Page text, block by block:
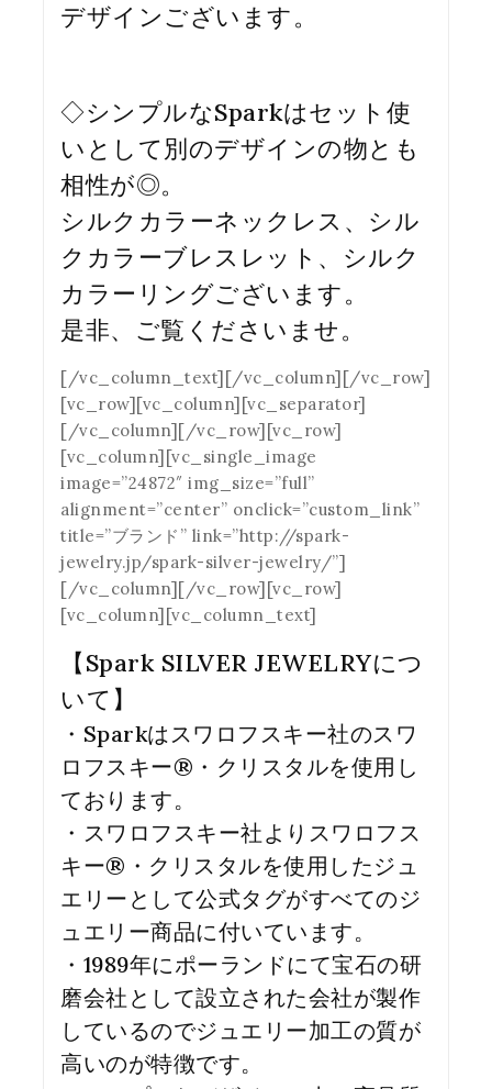
デザインございます。
◇シンプルなSparkはセット使
いとして別のデザインの物とも
相性が◎。
シルクカラーネックレス 、 シル
クカラーブレスレット 、 シルク
カラーリングございます。
是非、ご覧くださいませ。
[/vc_column_text][/vc_column][/vc_row]
[vc_row][vc_column][vc_separator]
[/vc_column][/vc_row][vc_row]
[vc_column][vc_single_image
image=”24872″ img_size=”full”
alignment=”center” onclick=”custom_link”
title=”ブランド” link=”http://spark-
jewelry.jp/spark-silver-jewelry/”]
[/vc_column][/vc_row][vc_row]
[vc_column][vc_column_text]
【Spark SILVER JEWELRYにつ
いて】
・Sparkはスワロフスキー社のスワ
ロフスキー®・クリスタルを使用し
ております。
・スワロフスキー社よりスワロフス
キー®・クリスタルを使用したジュ
エリーとして公式タグがすべてのジ
ュエリー商品に付いています。
・1989年にポーランドにて宝石の研
磨会社として設立された会社が製作
しているのでジュエリー加工の質が
高いのが特徴です。